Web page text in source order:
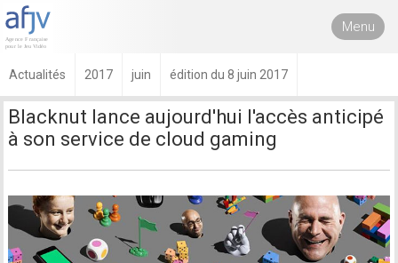
Menu
Actualités 2017 juin édition du 8 juin 2017
Blacknut lance aujourd'hui l'accès anticipé
à son service de cloud gaming